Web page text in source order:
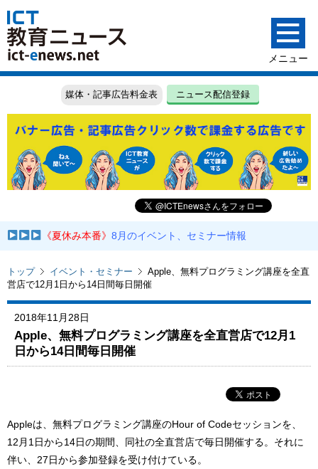
媒体・記事広告料金表 ニュース配信登録
《夏休み本番》8月のイベント、セミナー情報
トップ イベント・セミナー
Apple、無料プログラミング講座を全直
営店で12月1日から14日間毎日開催
2018年11月28日
Apple、無料プログラミング講座を全直営店で12月1
日から14日間毎日開催
Appleは、無料プログラミング講座のHour of Codeセッションを、
12月1日から14日の期間、同社の全直営店で毎日開催する。それに
伴い、27日から参加登録を受け付けている。